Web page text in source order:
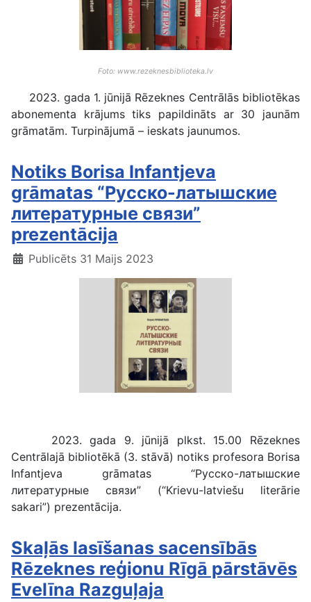
Foto: www.rezeknesbiblioteka.lv
2023. gada 1. jūnijā Rēzeknes Centrālās bibliotēkas
abonementa krājums tiks papildināts ar 30 jaunām
grāmatām. Turpinājumā – ieskats jaunumos.
Notiks Borisa Infantjeva
grāmatas “Русско-латышские
литературные связи”
prezentācija
Publicēts 31 Maijs 2023
2023. gada 9. jūnijā plkst. 15.00 Rēzeknes
Centrālajā bibliotēkā (3. stāvā) notiks profesora Borisa
Infantjeva grāmatas “Русско-латышские
литературные связи” (“Krievu-latviešu literārie
sakari”) prezentācija.
Skaļās lasīšanas sacensībās
Rēzeknes reģionu Rīgā pārstāvēs
Evelīna Razguļaja